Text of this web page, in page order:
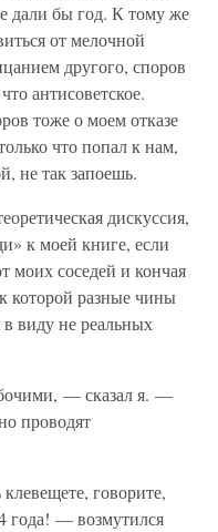
дали бы год. К тому же
от мелочной
другого, споров
антисоветское.
тоже о моем отказе
что попал к нам,
не так запоешь.
дискуссия,
к моей книге, если
моих соседей и кончая
которой разные чины
в виду не реальных
— сказал я. —
проводят
говорите,
года! — возмутился